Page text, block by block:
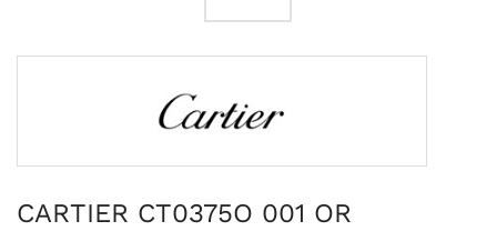
CARTIER CT0375O 001 OR